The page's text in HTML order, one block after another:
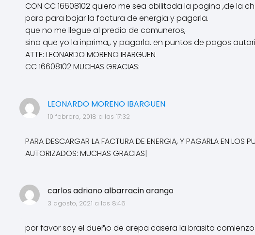
CON CC 16608102 quiero me sea abilitada la pagina ,de la
para para bajar la factura de energia y pagarla.
que no me llegue al predio de comuneros,
sino que yo la inprima,, y pagarla. en puntos de pagos
ATTE: LEONARDO MORENO IBARGUEN
CC 16608102 MUCHAS GRACIAS:
LEONARDO MORENO IBARGUEN
10 febrero, 2018 a las 17:32
PARA DESCARGAR LA FACTURA DE ENERGIA, Y PAGARLA EN LOS
AUTORIZADOS: MUCHAS GRACIAS|
carlos adriano albarracin arango
3 agosto, 2021 a las 8:46
por favor soy el dueño de arepa casera la brasita